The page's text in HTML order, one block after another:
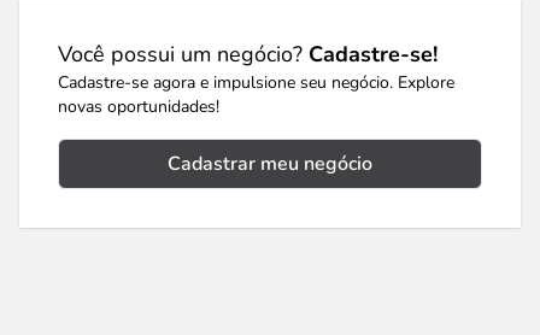
Você possui um negócio? Cadastre-se!
Cadastre-se agora e impulsione seu negócio. Explore
novas oportunidades!
Cadastrar meu negócio